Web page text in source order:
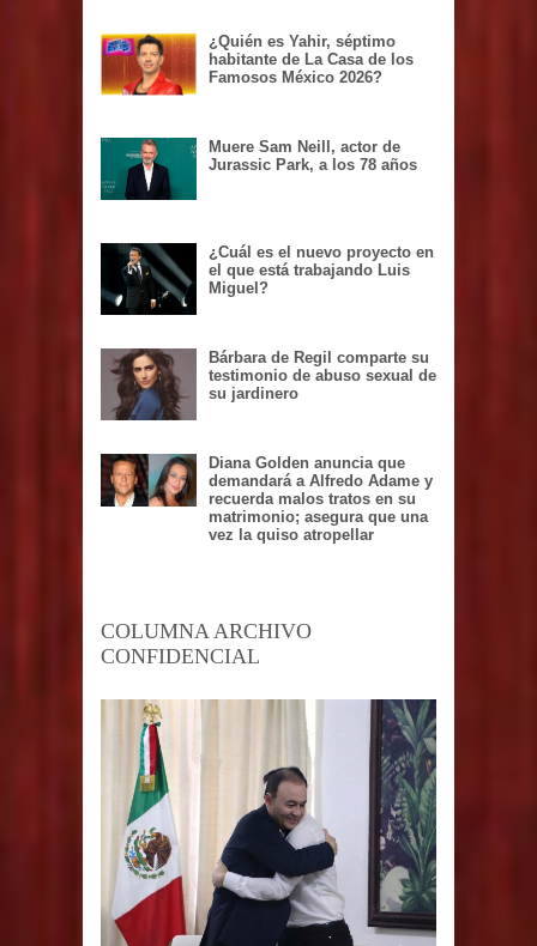
¿Quién es Yahir, séptimo
habitante de La Casa de los
Famosos México 2026?
Muere Sam Neill, actor de
Jurassic Park, a los 78 años
¿Cuál es el nuevo proyecto en
el que está trabajando Luis
Miguel?
Bárbara de Regil comparte su
testimonio de abuso sexual de
su jardinero
Diana Golden anuncia que
demandará a Alfredo Adame y
recuerda malos tratos en su
matrimonio; asegura que una
vez la quiso atropellar
COLUMNA ARCHIVO
CONFIDENCIAL